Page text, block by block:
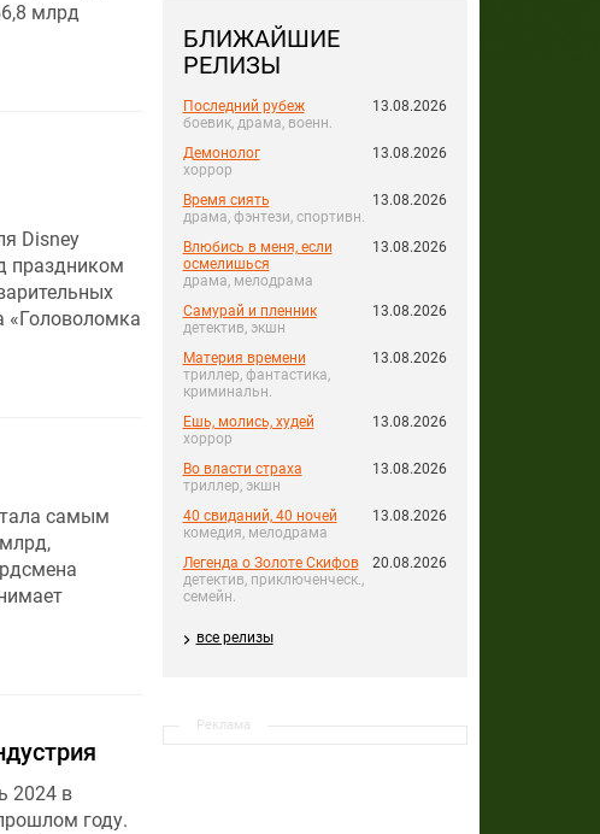
БЛИЖАЙШИЕ
РЕЛИЗЫ
Последний рубеж
боевик, драма, военн.
13.08.2026
Демонолог
хоррор
13.08.2026
Время сиять
драма, фэнтези, спортивн.
13.08.2026
Влюбись в меня, если
осмелишься
драма, мелодрама
13.08.2026
Самурай и пленник
детектив, экшн
13.08.2026
Материя времени
триллер, фантастика,
криминальн.
13.08.2026
Ешь, молись, худей
хоррор
13.08.2026
Во власти страха
триллер, экшн
13.08.2026
40 свиданий, 40 ночей
комедия, мелодрама
13.08.2026
Легенда о Золоте Скифов
детектив, приключенческ.,
семейн.
20.08.2026
все релизы
Реклама
млрд
Disney
праздником
«Головоломка
самым
2024 в
году.